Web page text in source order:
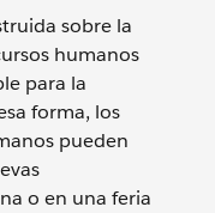
sobre la
humanos
para la
forma, los
pueden
o en una feria